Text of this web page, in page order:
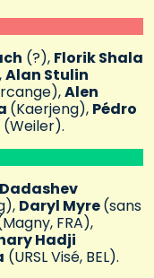
(?), Florik Shala
Alan Stulin
Alen
(Kaerjeng), Pédro
(Weiler).
Daryl Myre(sans
FRA),
Hadji
(URSL Visé, BEL).